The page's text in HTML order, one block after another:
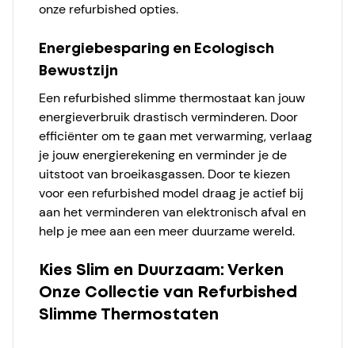
onze refurbished opties.
Energiebesparing en Ecologisch
Bewustzijn
Een refurbished slimme thermostaat kan jouw
energieverbruik drastisch verminderen. Door
efficiënter om te gaan met verwarming, verlaag
je jouw energierekening en verminder je de
uitstoot van broeikasgassen. Door te kiezen
voor een refurbished model draag je actief bij
aan het verminderen van elektronisch afval en
help je mee aan een meer duurzame wereld.
Kies Slim en Duurzaam: Verken
Onze Collectie van Refurbished
Slimme Thermostaten